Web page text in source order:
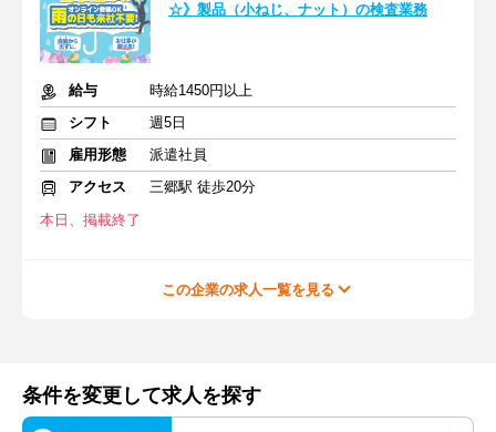
☆》製品（小ねじ、ナット）の検査業務
給与
時給1450円以上
シフト
週5日
雇用形態
派遣社員
アクセス
三郷駅 徒歩20分
本日、掲載終了
この企業の求人一覧を見る
条件を変更して求人を探す